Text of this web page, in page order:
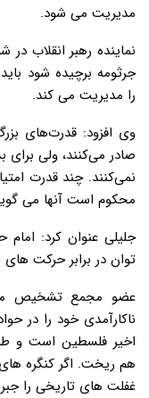
مدیریت می شود.
نماینده رهبر انقلاب
جرثومه برچیده شود
را مدیریت می کند.
وی افزود: قدرت‌های
صادر می‌کنند، ولی
محکوم است آنها می
جلیلی عنوان کرد:
توان در برابر حرکت
عضو مجمع تشخیص
ناکارآمدی خود را در
اخیر فلسطین است و
هم ریخت. اگر کنگره
غفلت های تاریخی را